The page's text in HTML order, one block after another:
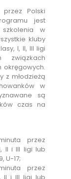
Polski
jest
w
kluby
I, II, III ligi
związkach
okręgowych.
z młodzieżą
w
są
czas na
przez
II i III ligi lub
U-17;
przez